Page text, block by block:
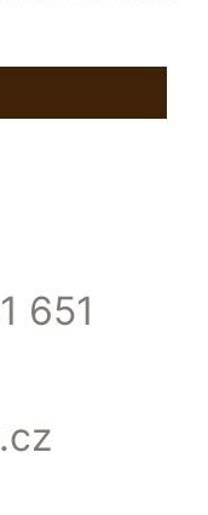
651